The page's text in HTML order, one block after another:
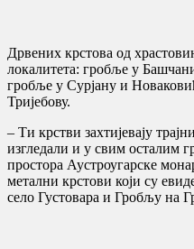
Дрвених крстова од
локалитета: гробље у
гробље у Сурјану и
Тријебову.
– Ти крстви захтијевају
изгледали и у свим осталим
простора Аустроугарске
метални крстови који су
село Густовара и Гробљу на